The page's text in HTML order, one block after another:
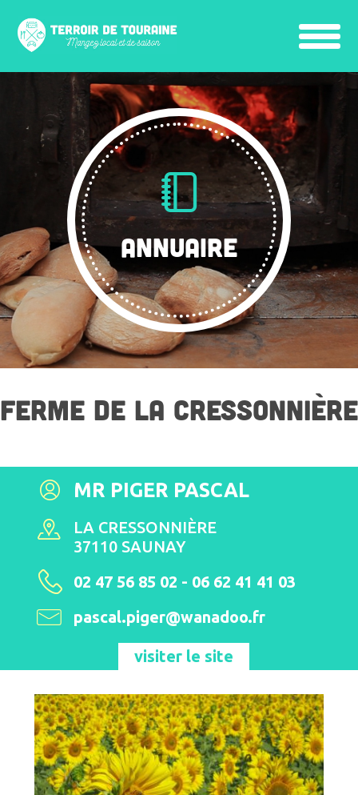
ANNUAIRE
FERME DE LA CRESSONNIÈRE
MR PIGER PASCAL
LA CRESSONNIÈRE
37110 SAUNAY
02 47 56 85 02 - 06 62 41 41 03
pascal.piger@wanadoo.fr
visiter le site